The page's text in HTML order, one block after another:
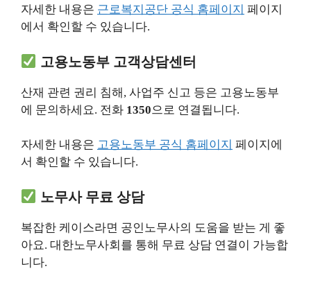
자세한 내용은 근로복지공단 공식 홈페이지 페이지
에서 확인할 수 있습니다.
고용노동부 고객상담센터
산재 관련 권리 침해, 사업주 신고 등은 고용노동부
에 문의하세요. 전화 1350으로 연결됩니다.
자세한 내용은 고용노동부 공식 홈페이지 페이지에
서 확인할 수 있습니다.
노무사 무료 상담
복잡한 케이스라면 공인노무사의 도움을 받는 게 좋
아요. 대한노무사회를 통해 무료 상담 연결이 가능합
니다.